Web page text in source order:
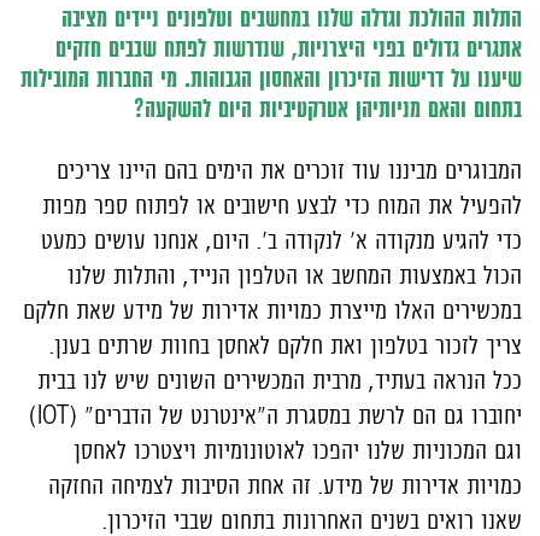
התלות ההולכת וגדלה שלנו במחשבים וטלפונים ניידים מציבה
אתגרים גדולים בפני היצרניות, שנדרשות לפתח שבבים חזקים
שיענו על דרישות הזיכרון והאחסון הגבוהות. מי החברות המובילות
בתחום והאם מניותיהן אטרקטיביות היום להשקעה?
המבוגרים מביננו עוד זוכרים את הימים בהם היינו צריכים
להפעיל את המוח כדי לבצע חישובים או לפתוח ספר מפות
כדי להגיע מנקודה א' לנקודה ב'. היום, אנחנו עושים כמעט
הכול באמצעות המחשב או הטלפון הנייד, והתלות שלנו
במכשירים האלו מייצרת כמויות אדירות של מידע שאת חלקם
צריך לזכור בטלפון ואת חלקם לאחסן בחוות שרתים בענן.
ככל הנראה בעתיד, מרבית המכשירים השונים שיש לנו בבית
יחוברו גם הם לרשת במסגרת ה"אינטרנט של הדברים" (IOT)
וגם המכוניות שלנו יהפכו לאוטונומיות ויצטרכו לאחסן
כמויות אדירות של מידע. זה אחת הסיבות לצמיחה החזקה
שאנו רואים בשנים האחרונות בתחום שבבי הזיכרון.